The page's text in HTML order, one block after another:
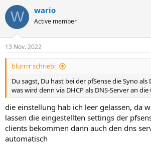
W wario
Active member
13 Nov. 2022
blurrrr schrieb:
Du sagst, Du hast bei der pfSense die Syno als
was wird denn via DHCP als DNS-Server an
die einstellung hab ich leer gelassen, da
lassen die eingestellten settings der
clients bekommen dann auch den dns
automatisch